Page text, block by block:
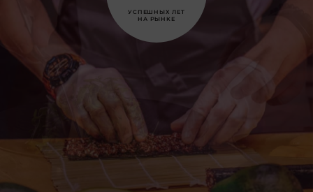
УСПЕШНЫХ ЛЕТ
НА РЫНКЕ